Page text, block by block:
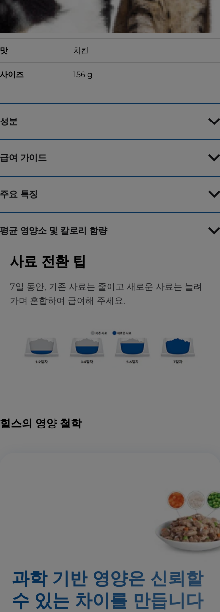
사료 형태 습식사료
맛 치킨
사이즈 156 g
성분
급여 가이드
주요 특징
평균 영양소 및 칼로리 함량
사료 전환 팁
7일 동안, 기존 사료는 줄이고 새로운 사료는 늘려
가며 혼합하여 급여해 주세요.
힐스의 영양 철학
과학 기반 영양은 신뢰할
수 있는 차이를 만듭니다